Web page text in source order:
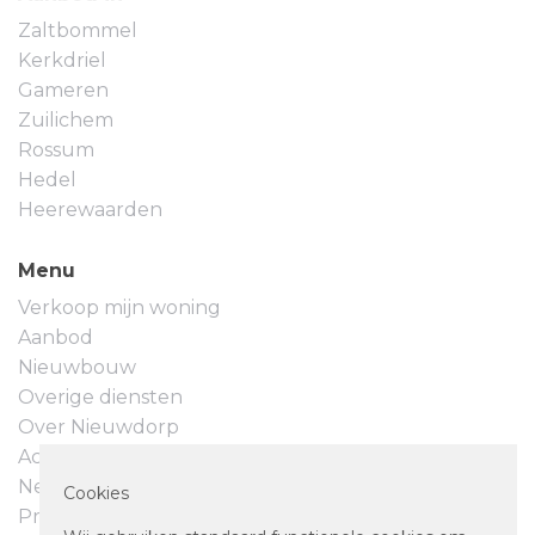
in deze gewilde woonwijk met een garage en eigen
parkeerplaats? Dit is uw kans!
Zaltbommel
Kerkdriel
Gameren
Zuilichem
Rossum
Hedel
Heerewaarden
Menu
Verkoop mijn woning
Aanbod
Nieuwbouw
Overige diensten
Over Nieuwdorp
Actueel
Neem contact op
Privacyverklaring
Cookies